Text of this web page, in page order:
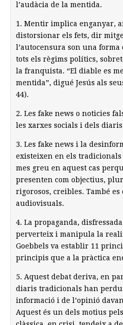
l’audàcia de la mentida.
1. Mentir implica enganyar,
distorsionar els fets, dir
l’autocensura son una forma
tots els règims polítics,
la franquista. “El diable es
mentida”, digué Jesús als
44).
2. Les fake news o noticies
les xarxes socials i dels
3. Les fake news i la
existeixen en els
mes greu en aquest cas
presenten com objectius,
rigorosos, creibles. També
audiovisuals.
4. La propaganda,
perverteix i manipula la
Goebbels va establir 11
principis que a la pràctica
5. Aquest debat deriva, en
diaris tradicionals han
informació i de l’opinió
Aquest és un dels motius